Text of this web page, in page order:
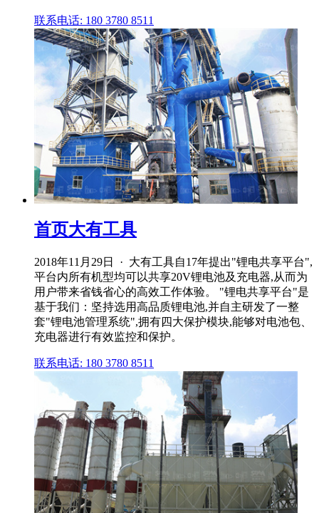
联系电话: 180 3780 8511
首页大有工具
2018年11月29日 · 大有工具自17年提出"锂电共享平台",
平台内所有机型均可以共享20V锂电池及充电器,从而为
用户带来省钱省心的高效工作体验。 "锂电共享平台"是
基于我们：坚持选用高品质锂电池,并自主研发了一整
套"锂电池管理系统",拥有四大保护模块,能够对电池包、
充电器进行有效监控和保护。
联系电话: 180 3780 8511